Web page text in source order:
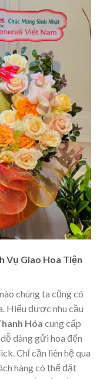
Vụ Giao Hoa Tiện
chúng ta cũng có
Hiểu được nhu cầu
Hóa cung cấp
dàng gửi hoa đến
Chỉ cần liên hệ qua
hàng có thể đặt